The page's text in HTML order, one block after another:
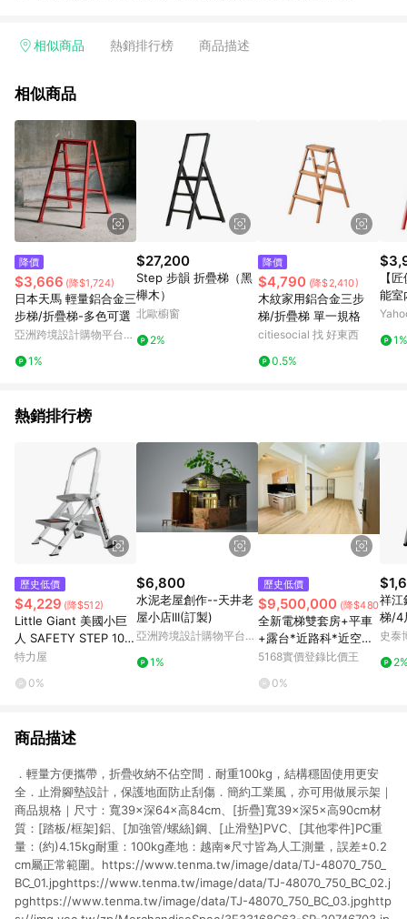
回饋訂單不得享有 Pinkoi 站方優惠，例如首購優惠，P coins，
行為，不具贈點資格，部分退款不在此限。 6. APP 請更新至
貨後 45 天後發送。 8. 群眾募資商品，禮物卡，開館保證金，補
運費，攤位費等不具贈點資格。 9. LINE 購物站上之商品規格、
顏色、價位、贈品如與 Pinkoi 商品資訊頁及購物車不符，以
Pinkoi 購物商品資訊頁及購物車標示為準。 10. 點數紅包使用規
則請以點數紅包活動說明為準。 11. 若於 LINE 購物前往 Pinkoi
頁面後才首次下載 Pinkoi APP 並完成訂單，不符合導購資格；承
上，首次下載 Pinkoi APP 後，需透過 LINE 購物前往 Pinkoi 頁
相似商品 熱銷排行榜 商品描述
相似商品
降價
$3,666 (降$1,724)
日本天馬 輕量鋁合金三
步梯/折疊梯-多色可選
亞洲跨境設計購物平台
1%
$27,200
Step 步韻 折疊梯（黑
櫸木）
北歐櫥窗
2%
降價
$4,790 (降$2,410)
木紋家用鋁合金三步
梯/折疊梯 單一規格
citiesocial 找 好東西
0.5%
【
能室
家用
1%
熱銷排行榜
歷史低價
$4,229 (降$512)
Little Giant 美國小巨
人 SAFETY STEP 102
10BA 二階安全步梯
特力屋
0%
$6,800
水泥老屋創作--天井老
屋小店III(訂製)
亞洲跨境設計購物平台
1%
歷史低價
$9,500,000 (降$480,000)
全新電梯雙套房+平車
+露台*近路科*近空軍
機校｜高雄市岡山區協
5168實價登錄比價王
0%
祥江
梯/4
史泰
商品描述
．輕量方便攜帶，折疊收納不佔空間．耐重100kg，結構穩固使用更安
全．止滑腳墊設計，保護地面防止刮傷．簡約工業風，亦可用做展示架｜
商品規格｜尺寸：寬39×深64×高84cm、[折疊]寬39×深5×高90cm材
質：[踏板/框架]鋁、[加強管/螺絲]鋼、[止滑墊]PVC、[其他零件]PC重
量：(約)4.15kg耐重：100kg產地：越南※尺寸皆為人工測量，誤差±0.2
cm屬正常範圍。https://www.tenma.tw/image/data/TJ-48070_750_
BC_01.jpghttps://www.tenma.tw/image/data/TJ-48070_750_BC_02.j
pghttps://www.tenma.tw/image/data/TJ-48070_750_BC_03.jpghttp